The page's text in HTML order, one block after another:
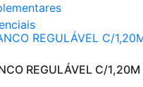
REGULÁVEL C/1,20M